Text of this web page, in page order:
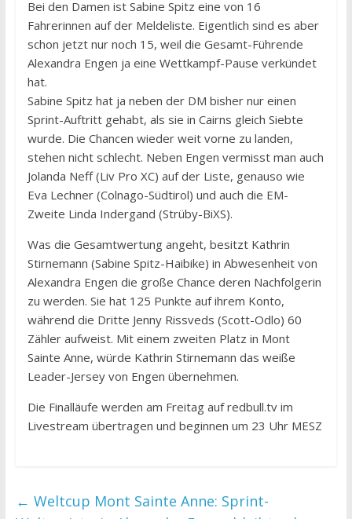
Bei den Damen ist Sabine Spitz eine von 16
Fahrerinnen auf der Meldeliste. Eigentlich sind es aber
schon jetzt nur noch 15, weil die Gesamt-Führende
Alexandra Engen ja eine Wettkampf-Pause verkündet
hat.
Sabine Spitz hat ja neben der DM bisher nur einen
Sprint-Auftritt gehabt, als sie in Cairns gleich Siebte
wurde. Die Chancen wieder weit vorne zu landen,
stehen nicht schlecht. Neben Engen vermisst man auch
Jolanda Neff (Liv Pro XC) auf der Liste, genauso wie
Eva Lechner (Colnago-Südtirol) und auch die EM-
Zweite Linda Indergand (Strüby-BiXS).
Was die Gesamtwertung angeht, besitzt Kathrin
Stirnemann (Sabine Spitz-Haibike) in Abwesenheit von
Alexandra Engen die große Chance deren Nachfolgerin
zu werden. Sie hat 125 Punkte auf ihrem Konto,
während die Dritte Jenny Rissveds (Scott-Odlo) 60
Zähler aufweist. Mit einem zweiten Platz in Mont
Sainte Anne, würde Kathrin Stirnemann das weiße
Leader-Jersey von Engen übernehmen.
Die Finalläufe werden am Freitag auf redbull.tv im
Livestream übertragen und beginnen um 23 Uhr MESZ
← Weltcup Mont Sainte Anne: Sprint-